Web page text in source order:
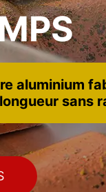
aluminium
sans